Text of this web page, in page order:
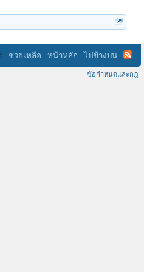
ช่วยเหลือ หน้าหลัก ไปข้างบน
ข้อกำหนดและกฎ